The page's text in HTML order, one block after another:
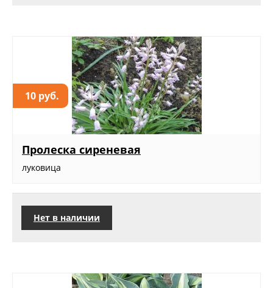
10 руб.
Пролеска сиреневая
луковица
Нет в наличии